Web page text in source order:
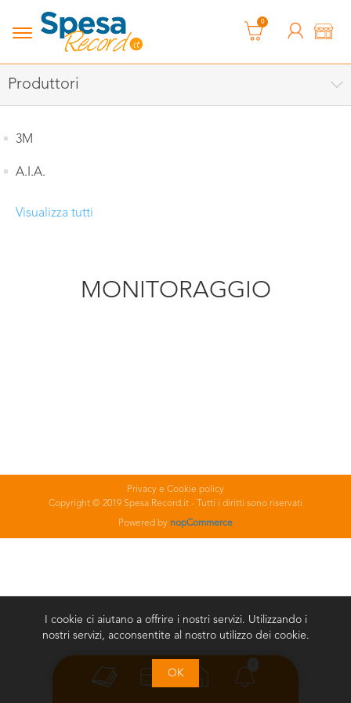
0
Produttori
3M
A.I.A.
Visualizza tutti
MONITORAGGIO
Privacy e Cookie policy
Copyright © 2019 Spesa Record.it - Tutti i diritti sono riservati
Powered by nopCommerce
I cookie ci aiutano a offrire i nostri servizi. Utilizzando i
nostri servizi, acconsentite al nostro utilizzo dei cookie.
OK